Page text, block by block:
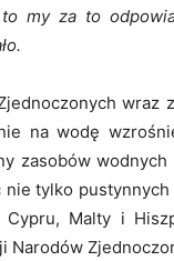
my za to
na wodę
zasobów
tylko
Cypru, Malty i